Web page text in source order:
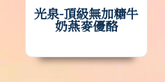
光泉-頂級無加糖牛
奶燕麥優酪